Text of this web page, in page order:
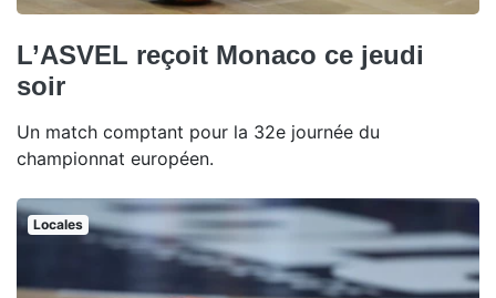
L’ASVEL reçoit Monaco ce jeudi
soir
Un match comptant pour la 32e journée du
championnat européen.
Locales